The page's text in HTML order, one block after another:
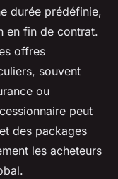
durée prédéfinie,
en fin de contrat.
offres
souvent
ou
peut
des packages
les acheteurs